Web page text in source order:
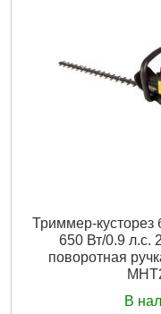
Триммер-кусторез
650 Вт/0.9 л.с.
поворотная
В